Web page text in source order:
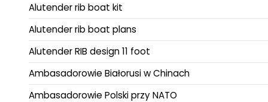
Alutender rib boat kit
Alutender rib boat plans
Alutender RIB design 11 foot
Ambasadorowie Białorusi w Chinach
Ambasadorowie Polski przy NATO